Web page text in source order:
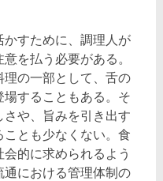
すために、調理人が
を払う必要がある。
理の一部として、舌の
することもある。そ
や、旨みを引き出す
とも少なくない。食
的に求められるよう
における管理体制の